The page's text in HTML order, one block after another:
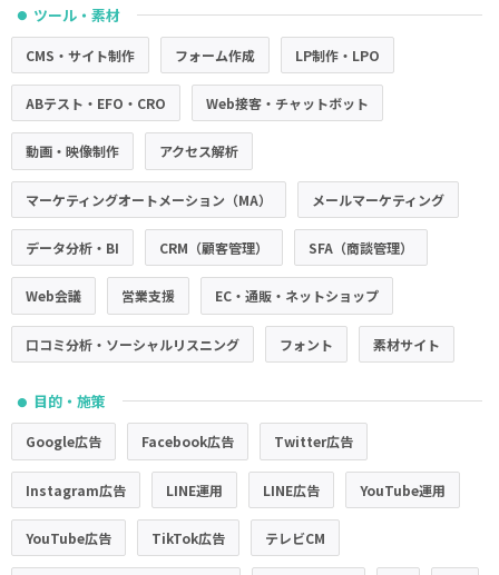
● ツール・素材
CMS・サイト制作 フォーム作成 LP制作・LPO
ABテスト・EFO・CRO Web接客・チャットボット
動画・映像制作 アクセス解析
マーケティングオートメーション（MA） メールマーケティング
データ分析・BI CRM（顧客管理） SFA（商談管理）
Web会議 営業支援 EC・通販・ネットショップ
口コミ分析・ソーシャルリスニング フォント 素材サイト
● 目的・施策
Google広告 Facebook広告 Twitter広告
Instagram広告 LINE運用 LINE広告 YouTube運用
YouTube広告 TikTok広告 テレビCM